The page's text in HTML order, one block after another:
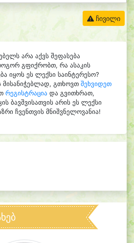
ჩივილი
არა აქვს შეფასება
გფიქრობთ, რა ასაკის
იყოს ეს ლექსი საინტერესო?
მისანიჭებლად, გთხოვთ შეხვიდეთ
რეგისტრაცია და გვითხრათ,
ბავშვისათვის არის ეს ლექსი
ჩვენთვის მნიშვნელოვანია!